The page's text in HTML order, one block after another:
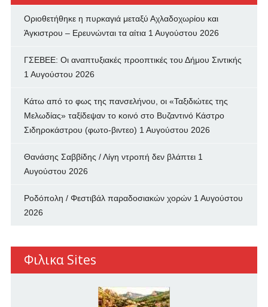
Οριοθετήθηκε η πυρκαγιά μεταξύ Αχλαδοχωρίου και
Άγκιστρου – Ερευνώνται τα αίτια 1 Αυγούστου 2026
ΓΣΕΒΕΕ: Οι αναπτυξιακές προοπτικές του Δήμου Σιντικής
1 Αυγούστου 2026
Κάτω από το φως της πανσελήνου, οι «Ταξιδιώτες της
Μελωδίας» ταξίδεψαν το κοινό στο Βυζαντινό Κάστρο
Σιδηροκάστρου (φωτο-βιντεο) 1 Αυγούστου 2026
Θανάσης Σαββίδης / Λίγη ντροπή δεν βλάπτει 1
Αυγούστου 2026
Ροδόπολη / Φεστιβάλ παραδοσιακών χορών 1 Αυγούστου
2026
Φιλικα Sites